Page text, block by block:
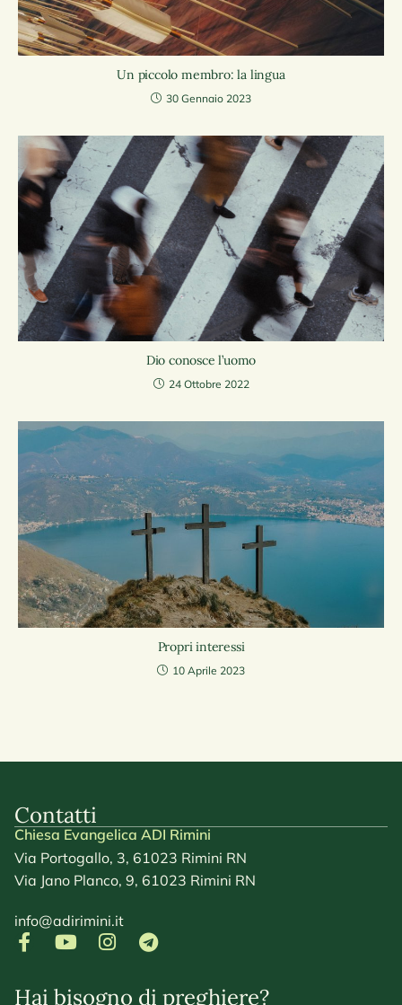
Un piccolo membro: la lingua
30 Gennaio 2023
Dio conosce l’uomo
24 Ottobre 2022
Propri interessi
10 Aprile 2023
Contatti
Chiesa Evangelica ADI Rimini
Via Portogallo, 3, 61023 Rimini RN
Via Jano Planco, 9, 61023 Rimini RN
info@adirimini.it
Hai bisogno di preghiere?